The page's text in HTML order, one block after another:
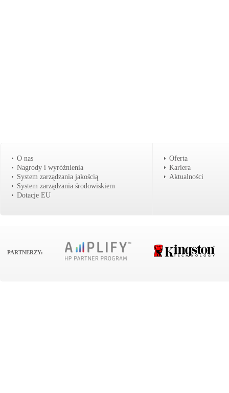
O nas
Nagrody i wyróżnienia
System zarządzania jakością
System zarządzania środowiskiem
Dotacje EU
Oferta
Kariera
Aktualności
PARTNERZY: